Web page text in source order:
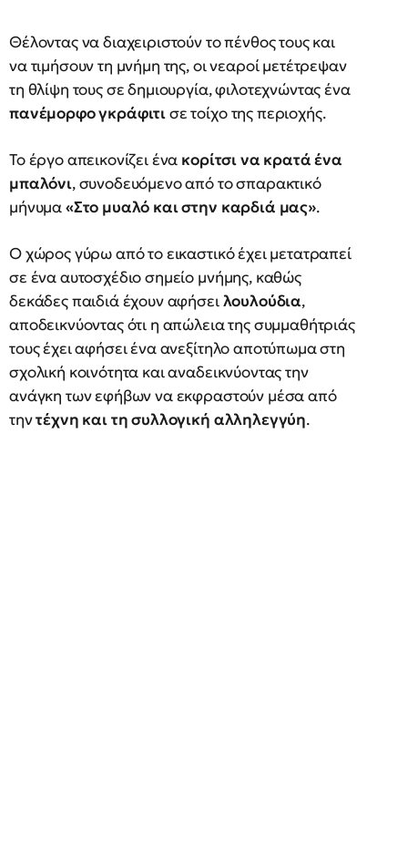
Θέλοντας να διαχειριστούν το πένθος τους και
να τιμήσουν τη μνήμη της, οι νεαροί μετέτρεψαν
τη θλίψη τους σε δημιουργία, φιλοτεχνώντας ένα
πανέμορφο γκράφιτισε τοίχο της περιοχής.
Το έργο απεικονίζει ένα κορίτσι να κρατά ένα
μπαλόνι, συνοδευόμενο από το σπαρακτικό
μήνυμα«Στο μυαλό και στην καρδιά μας».
Ο χώρος γύρω από το εικαστικό έχει μετατραπεί
σε ένα αυτοσχέδιο σημείο μνήμης, καθώς
δεκάδες παιδιά έχουν αφήσειλουλούδια,
αποδεικνύοντας ότι η απώλεια της συμμαθήτριάς
τους έχει αφήσει ένα ανεξίτηλο αποτύπωμα στη
σχολική κοινότητα και αναδεικνύοντας την
ανάγκη των εφήβων να εκφραστούν μέσα από
τηντέχνη και τη συλλογική αλληλεγγύη.